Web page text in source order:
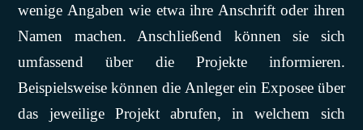
wenige Angaben wie etwa ihre Anschrift oder ihren
Namen machen. Anschließend können sie sich
umfassend über die Projekte informieren.
Beispielsweise können die Anleger ein Exposee über
das jeweilige Projekt abrufen, in welchem sich